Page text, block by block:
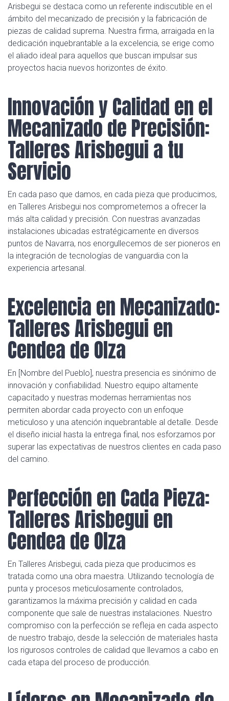
Arisbegui se destaca como un referente indiscutible en el
ámbito del mecanizado de precisión y la fabricación de
piezas de calidad suprema. Nuestra firma, arraigada en la
dedicación inquebrantable a la excelencia, se erige como
el aliado ideal para aquellos que buscan impulsar sus
proyectos hacia nuevos horizontes de éxito.
Innovación y Calidad en el
Mecanizado de Precisión:
Talleres Arisbegui a tu
Servicio
En cada paso que damos, en cada pieza que producimos,
en Talleres Arisbegui nos comprometemos a ofrecer la
más alta calidad y precisión. Con nuestras avanzadas
instalaciones ubicadas estratégicamente en diversos
puntos de Navarra, nos enorgullecemos de ser pioneros en
la integración de tecnologías de vanguardia con la
experiencia artesanal.
Excelencia en Mecanizado:
Talleres Arisbegui en
Cendea de Olza
En [Nombre del Pueblo], nuestra presencia es sinónimo de
innovación y confiabilidad. Nuestro equipo altamente
capacitado y nuestras modernas herramientas nos
permiten abordar cada proyecto con un enfoque
meticuloso y una atención inquebrantable al detalle. Desde
el diseño inicial hasta la entrega final, nos esforzamos por
superar las expectativas de nuestros clientes en cada paso
del camino.
Perfección en Cada Pieza:
Talleres Arisbegui en
Cendea de Olza
En Talleres Arisbegui, cada pieza que producimos es
tratada como una obra maestra. Utilizando tecnología de
punta y procesos meticulosamente controlados,
garantizamos la máxima precisión y calidad en cada
componente que sale de nuestras instalaciones. Nuestro
compromiso con la perfección se refleja en cada aspecto
de nuestro trabajo, desde la selección de materiales hasta
los rigurosos controles de calidad que llevamos a cabo en
cada etapa del proceso de producción.